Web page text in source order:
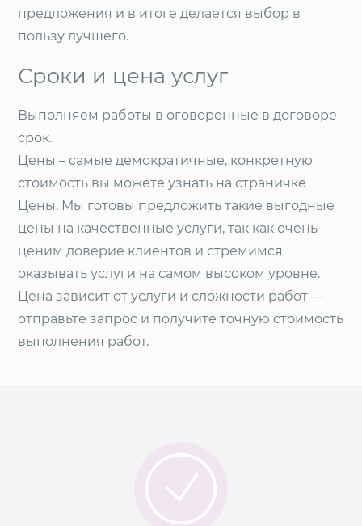
предложения и в итоге делается выбор в
пользу лучшего.
Сроки и цена услуг
Выполняем работы в оговоренные в договоре
срок.
Цены – самые демократичные, конкретную
стоимость вы можете узнать на страничке
Цены. Мы готовы предложить такие выгодные
цены на качественные услуги, так как очень
ценим доверие клиентов и стремимся
оказывать услуги на самом высоком уровне.
Цена зависит от услуги и сложности работ —
отправьте запрос и получите точную стоимость
выполнения работ.